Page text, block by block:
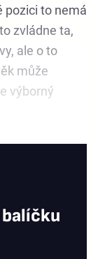
pozici to nemá
zvládne ta,
ale o to
může
výborný